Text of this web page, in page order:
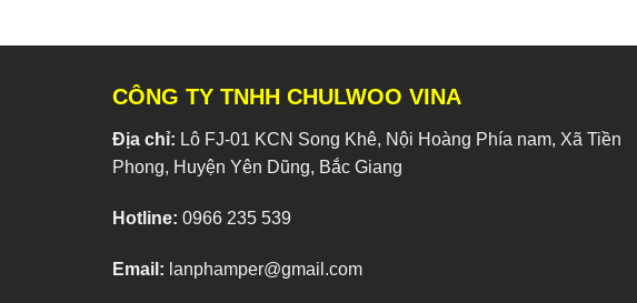
CÔNG TY TNHH CHULWOO VINA
Địa chỉ: Lô FJ-01 KCN Song Khê, Nội Hoàng Phía nam, Xã Tiền
Phong, Huyện Yên Dũng, Bắc Giang
Hotline: 0966 235 539
Email: lanphamper@gmail.com